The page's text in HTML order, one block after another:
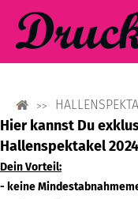
Hier kannst Du
Hallenspektakel
Dein Vorteil:
- keine